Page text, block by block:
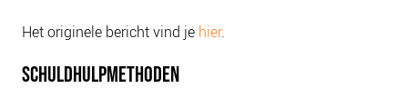
Het originele bericht vind je hier.
SCHULDHULPMETHODEN